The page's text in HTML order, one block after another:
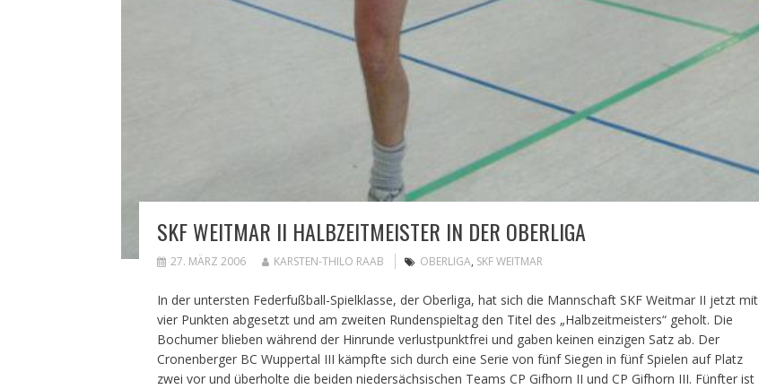
SKF WEITMAR II HALBZEITMEISTER IN DER OBERLIGA
27. MÄRZ 2006 KARSTEN-THILO RAAB OBERLIGA, SKF WEITMAR
In der untersten Federfußball-Spielklasse, der Oberliga, hat sich die Mannschaft SKF Weitmar II jetzt mit
vier Punkten abgesetzt und am zweiten Rundenspieltag den Titel des „Halbzeitmeisters“ geholt. Die
Bochumer blieben während der Hinrunde verlustpunktfrei und gaben keinen einzigen Satz ab. Der
Cronenberger BC Wuppertal III kämpfte sich durch eine Serie von fünf Siegen in fünf Spielen auf Platz
zwei vor und überholte die beiden niedersächsischen Teams CP Gifhorn II und CP Gifhorn III. Fünfter ist